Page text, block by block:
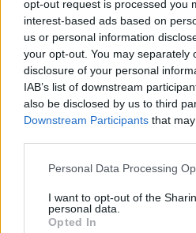
opt-out request is processed you
interest-based ads based on
us or personal information
your opt-out. You may separately
disclosure of your personal
IAB’s list of downstream
also be disclosed by us to third
Downstream Participants that
Personal Data Processing
I want to opt-out of the
personal data.
Opted In
Είμαστε και στο
Ακολουθήστε μας